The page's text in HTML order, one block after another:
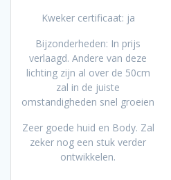
Kweker certificaat: ja
Bijzonderheden: In prijs
verlaagd. Andere van deze
lichting zijn al over de 50cm
zal in de juiste
omstandigheden snel groeien
Zeer goede huid en Body. Zal
zeker nog een stuk verder
ontwikkelen.